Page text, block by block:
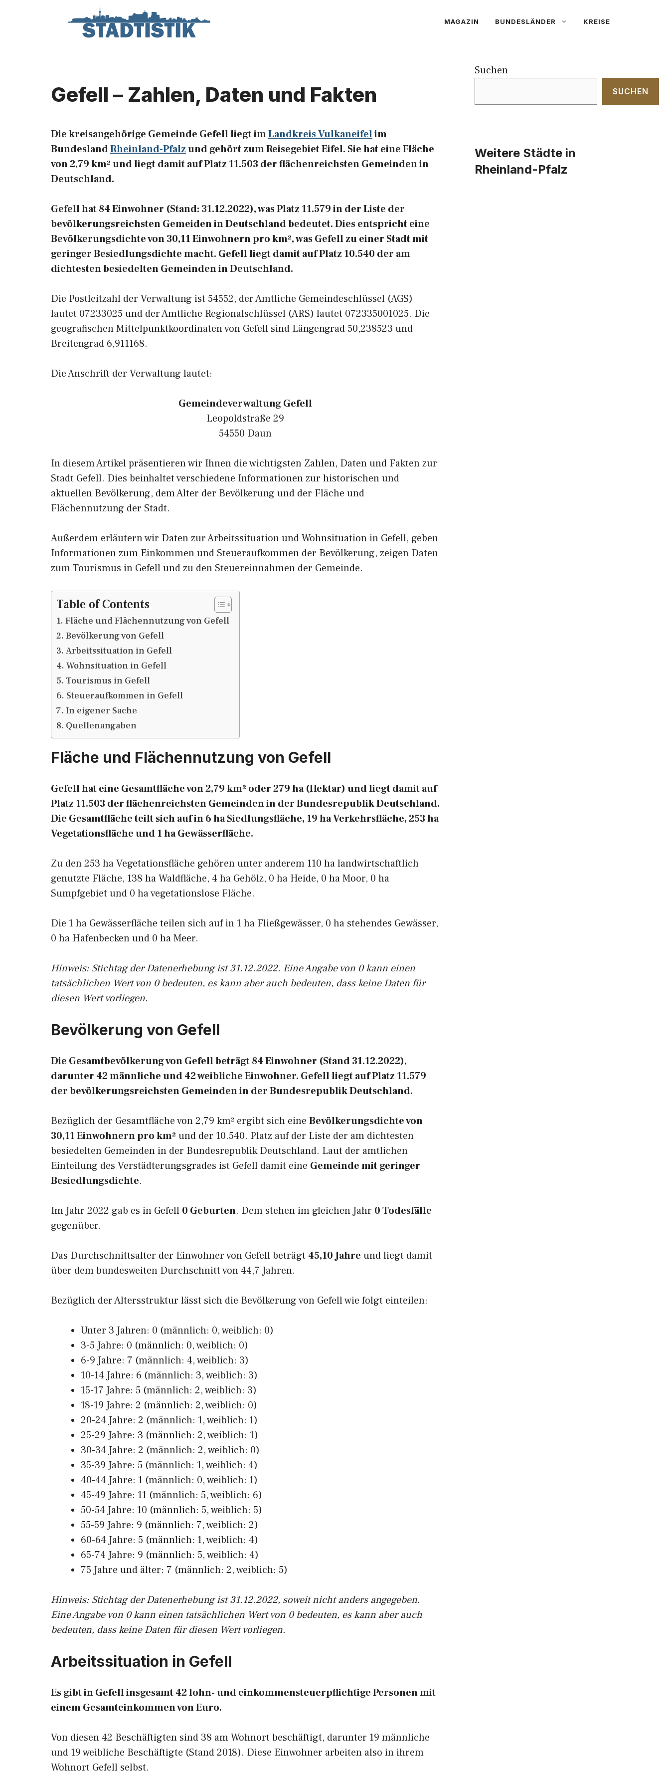
MAGAZIN BUNDESLÄNDER KREISE
Gefell – Zahlen, Daten und Fakten
Die kreisangehörige Gemeinde Gefell liegt imLandkreis Vulkaneifelim
BundeslandRheinland-Pfalzund gehört zum Reisegebiet Eifel. Sie hat eine Fläche
von 2,79 km² und liegt damit auf Platz 11.503 der flächenreichsten Gemeinden in
Deutschland.
Gefell hat 84 Einwohner (Stand: 31.12.2022), was Platz 11.579 in der Liste der
bevölkerungsreichsten Gemeiden in Deutschland bedeutet. Dies entspricht eine
Bevölkerungsdichte von 30,11 Einwohnern pro km², was Gefell zu einer Stadt mit
geringer Besiedlungsdichte macht. Gefell liegt damit auf Platz 10.540 der am
dichtesten besiedelten Gemeinden in Deutschland.
Die Postleitzahl der Verwaltung ist 54552, der Amtliche Gemeindeschlüssel (AGS)
lautet 07233025 und der Amtliche Regionalschlüssel (ARS) lautet 072335001025. Die
geografischen Mittelpunktkoordinaten von Gefell sind Längengrad 50,238523 und
Breitengrad 6,911168.
Die Anschrift der Verwaltung lautet:
Gemeindeverwaltung Gefell
Leopoldstraße 29
54550 Daun
In diesem Artikel präsentieren wir Ihnen die wichtigsten Zahlen, Daten und Fakten zur
Stadt Gefell. Dies beinhaltet verschiedene Informationen zur historischen und
aktuellen Bevölkerung, dem Alter der Bevölkerung und der Fläche und
Flächennutzung der Stadt.
Außerdem erläutern wir Daten zur Arbeitssituation und Wohnsituation in Gefell, geben
Informationen zum Einkommen und Steueraufkommen der Bevölkerung, zeigen Daten
zum Tourismus in Gefell und zu den Steuereinnahmen der Gemeinde.
Table of Contents
Fläche und Flächennutzung von Gefell
Bevölkerung von Gefell
Arbeitssituation in Gefell
Wohnsituation in Gefell
Tourismus in Gefell
Steueraufkommen in Gefell
In eigener Sache
Quellenangaben
Fläche und Flächennutzung von Gefell
Gefell hat eine Gesamtfläche von 2,79 km² oder 279 ha (Hektar) und liegt damit auf
Platz 11.503 der flächenreichsten Gemeinden in der Bundesrepublik Deutschland.
Die Gesamtfläche teilt sich auf in 6 ha Siedlungsfläche, 19 ha Verkehrsfläche, 253 ha
Vegetationsfläche und 1 ha Gewässerfläche.
Zu den 253 ha Vegetationsfläche gehören unter anderem 110 ha landwirtschaftlich
genutzte Fläche, 138 ha Waldfläche, 4 ha Gehölz, 0 ha Heide, 0 ha Moor, 0 ha
Sumpfgebiet und 0 ha vegetationslose Fläche.
Die 1 ha Gewässerfläche teilen sich auf in 1 ha Fließgewässer, 0 ha stehendes Gewässer,
0 ha Hafenbecken und 0 ha Meer.
Hinweis: Stichtag der Datenerhebung ist 31.12.2022. Eine Angabe von 0 kann einen
tatsächlichen Wert von 0 bedeuten, es kann aber auch bedeuten, dass keine Daten für
diesen Wert vorliegen.
Bevölkerung von Gefell
Die Gesamtbevölkerung von Gefell beträgt 84 Einwohner (Stand 31.12.2022),
darunter 42 männliche und 42 weibliche Einwohner. Gefell liegt auf Platz 11.579
der bevölkerungsreichsten Gemeinden in der Bundesrepublik Deutschland.
Bezüglich der Gesamtfläche von 2,79 km² ergibt sich eine Bevölkerungsdichte von
30,11 Einwohnern pro km² und der 10.540. Platz auf der Liste der am dichtesten
besiedelten Gemeinden in der Bundesrepublik Deutschland. Laut der amtlichen
Einteilung des Verstädterungsgrades ist Gefell damit eine Gemeinde mit geringer
Besiedlungsdichte.
Im Jahr 2022 gab es in Gefell 0 Geburten. Dem stehen im gleichen Jahr 0 Todesfälle
gegenüber.
Das Durchschnittsalter der Einwohner von Gefell beträgt 45,10 Jahre und liegt damit
über dem bundesweiten Durchschnitt von 44,7 Jahren.
Bezüglich der Altersstruktur lässt sich die Bevölkerung von Gefell wie folgt einteilen:
Unter 3 Jahren: 0 (männlich: 0, weiblich: 0)
3-5 Jahre: 0 (männlich: 0, weiblich: 0)
6-9 Jahre: 7 (männlich: 4, weiblich: 3)
10-14 Jahre: 6 (männlich: 3, weiblich: 3)
15-17 Jahre: 5 (männlich: 2, weiblich: 3)
18-19 Jahre: 2 (männlich: 2, weiblich: 0)
20-24 Jahre: 2 (männlich: 1, weiblich: 1)
25-29 Jahre: 3 (männlich: 2, weiblich: 1)
30-34 Jahre: 2 (männlich: 2, weiblich: 0)
35-39 Jahre: 5 (männlich: 1, weiblich: 4)
40-44 Jahre: 1 (männlich: 0, weiblich: 1)
45-49 Jahre: 11 (männlich: 5, weiblich: 6)
50-54 Jahre: 10 (männlich: 5, weiblich: 5)
55-59 Jahre: 9 (männlich: 7, weiblich: 2)
60-64 Jahre: 5 (männlich: 1, weiblich: 4)
65-74 Jahre: 9 (männlich: 5, weiblich: 4)
75 Jahre und älter: 7 (männlich: 2, weiblich: 5)
Hinweis: Stichtag der Datenerhebung ist 31.12.2022, soweit nicht anders angegeben.
Eine Angabe von 0 kann einen tatsächlichen Wert von 0 bedeuten, es kann aber auch
bedeuten, dass keine Daten für diesen Wert vorliegen.
Arbeitssituation in Gefell
Es gibt in Gefell insgesamt 42 lohn- und einkommensteuerpflichtige Personen mit
einem Gesamteinkommen von Euro.
Von diesen 42 Beschäftigten sind 38 am Wohnort beschäftigt, darunter 19 männliche
und 19 weibliche Beschäftigte (Stand 2018). Diese Einwohner arbeiten also in ihrem
Wohnort Gefell selbst.
Suchen
SUCHEN
Weitere Städte in
Rheinland-Pfalz